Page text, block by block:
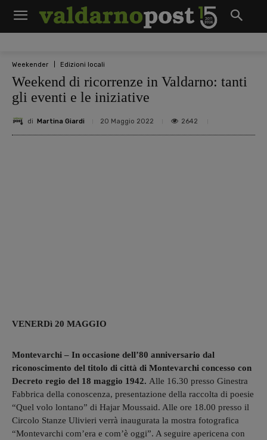
Weekender Edizioni locali
Weekend di ricorrenze in Valdarno: tanti
gli eventi e le iniziative
di Martina Giardi 20 Maggio 2022 2642
VENERDì 20 MAGGIO
Montevarchi – In occasione dell’80 anniversario dal
riconoscimento del titolo di città di Montevarchi concesso con
Decreto regio del 18 maggio 1942. Alle 16.30 presso Ginestra
Fabbrica della conoscenza, presentazione della raccolta di poesie
“Quel volo lontano” di Hajar Moussaid. Alle ore 18.00 presso il
Circolo Stanze Ulivieri verrà inaugurata la mostra fotografica
“Montevarchi com’era e com’è oggi”. A seguire apericena con